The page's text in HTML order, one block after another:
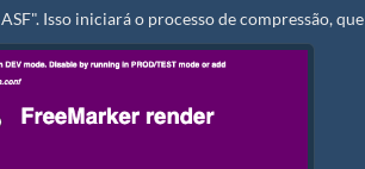
Isso iniciará o processo de compressão,